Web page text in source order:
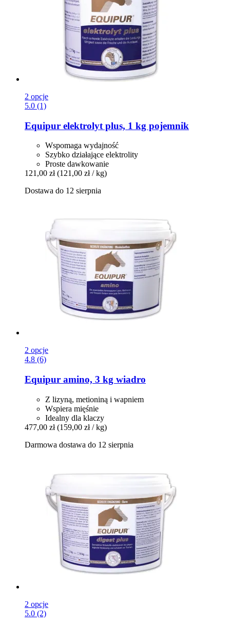
2 opcje
5.0 (1)
Equipur elektrolyt plus, 1 kg pojemnik
Wspomaga wydajność
Szybko działające elektrolity
Proste dawkowanie
121,00 zł (121,00 zł / kg)
Dostawa do 12 sierpnia
2 opcje
4.8 (6)
Equipur amino, 3 kg wiadro
Z lizyną, metioniną i wapniem
Wspiera mięśnie
Idealny dla klaczy
477,00 zł (159,00 zł / kg)
Darmowa dostawa do 12 sierpnia
2 opcje
5.0 (2)